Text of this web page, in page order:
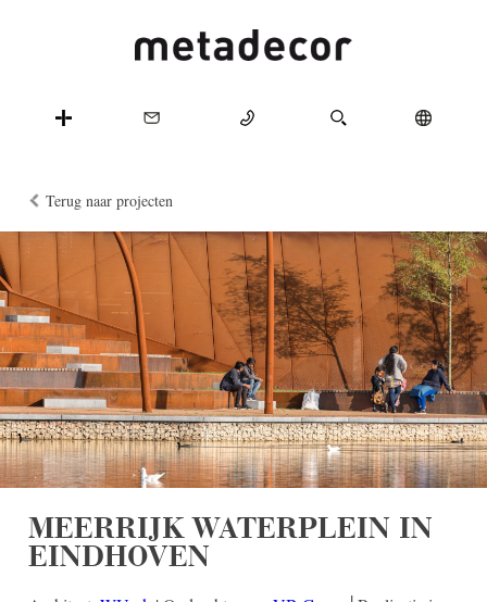
Terug naar projecten
MEERRIJK WATERPLEIN IN
EINDHOVEN